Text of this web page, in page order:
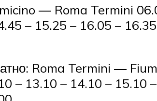
— Roma Termini
– 15.25 – 16.05 –
Roma Termini —
– 13.10 – 14.10 – 15.10